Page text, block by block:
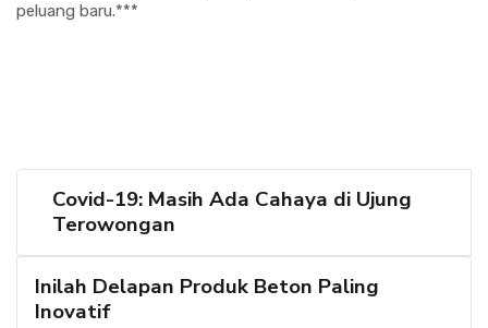
peluang baru.***
Covid-19: Masih Ada Cahaya di Ujung
Terowongan
Inilah Delapan Produk Beton Paling
Inovatif